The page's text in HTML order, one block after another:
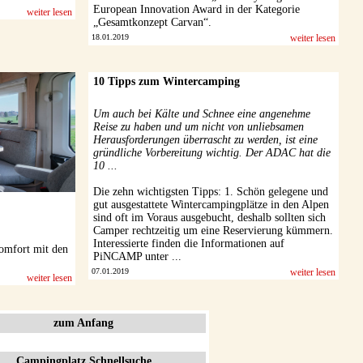
weiter lesen
European Innovation Award in der Kategorie
„Gesamtkonzept Carvan“.
18.01.2019 weiter lesen
mit den
weiter lesen
10 Tipps zum Wintercamping
Um auch bei Kälte und Schnee eine angenehme
Reise zu haben und um nicht von unliebsamen
Herausforderungen überrascht zu werden, ist eine
gründliche Vorbereitung wichtig. Der ADAC hat die
10 ...
Die zehn wichtigsten Tipps: 1. Schön gelegene und
gut ausgestattete Wintercampingplätze in den Alpen
sind oft im Voraus ausgebucht, deshalb sollten sich
Camper rechtzeitig um eine Reservierung kümmern.
Interessierte finden die Informationen auf
PiNCAMP unter ...
07.01.2019 weiter lesen
zum Anfang